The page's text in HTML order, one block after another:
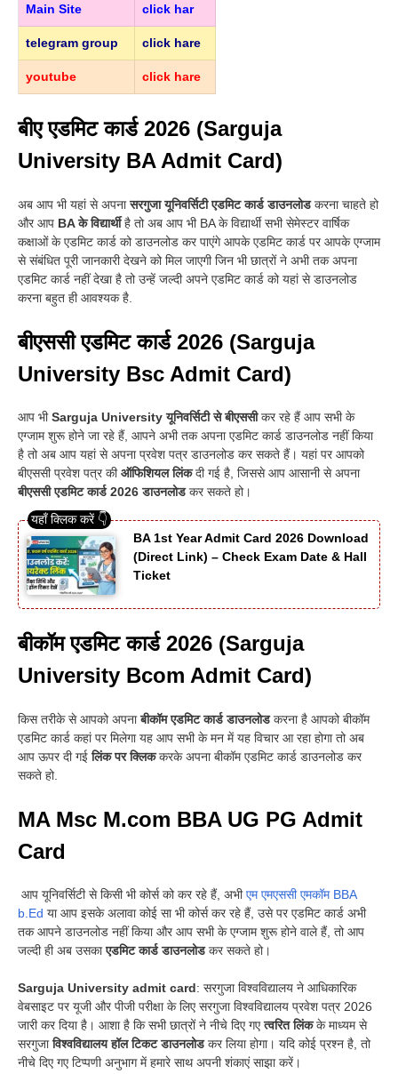
Main Site click har
telegram group click hare
youtube click hare
बीए एडमिट कार्ड 2026 (Sarguja
University BA Admit Card)
अब आप भी यहां से अपनासरगुजा यूनिवर्सिटी एडमिट कार्ड डाउनलोडकरना चाहते हो
और आप BA के विद्यार्थीहै तो अब आप भी BA के विद्यार्थी सभी सेमेस्टर वार्षिक
कक्षाओं के एडमिट कार्ड को डाउनलोड कर पाएंगे आपके एडमिट कार्ड पर आपके एग्जाम
से संबंधित पूरी जानकारी देखने को मिल जाएगी जिन भी छात्रों ने अभी तक अपना
एडमिट कार्ड नहीं देखा है तो उन्हें जल्दी अपने एडमिट कार्ड को यहां से डाउनलोड
करना बहुत ही आवश्यक है.
बीएससी एडमिट कार्ड 2026 (Sarguja
University Bsc Admit Card)
आप भीSarguja University यूनिवर्सिटी से बीएससीकर रहे हैं आप सभी के
एग्जाम शुरू होने जा रहे हैं, आपने अभी तक अपना एडमिट कार्ड डाउनलोड नहीं किया
है तो अब आप यहां से अपना प्रवेश पत्र डाउनलोड कर सकते हैं। यहां पर आपको
बीएससी प्रवेश पत्र कीऑफिशियल लिंकदी गई है, जिससे आप आसानी से अपना
बीएससी एडमिट कार्ड 2026 डाउनलोडकर सकते हो।
BA 1st Year Admit Card 2026 Download
(Direct Link) – Check Exam Date & Hall
Ticket
बीकॉम एडमिट कार्ड 2026 (Sarguja
University Bcom Admit Card)
किस तरीके से आपको अपनाबीकॉम एडमिट कार्ड डाउनलोडकरना है आपको बीकॉम
एडमिट कार्ड कहां पर मिलेगा यह आप सभी के मन में यह विचार आ रहा होगा तो अब
आप ऊपर दी गईलिंक पर क्लिककरके अपना बीकॉम एडमिट कार्ड डाउनलोड कर
सकते हो.
MA Msc M.com BBA UG PG Admit
Card
आप यूनिवर्सिटी से किसी भी कोर्स को कर रहे हैं, अभीएम एमएससी एमकॉम BBA
b.Ed या आप इसके अलावा कोई सा भी कोर्स कर रहे हैं, उसे पर एडमिट कार्ड अभी
तक आपने डाउनलोड नहीं किया और आप सभी के एग्जाम शुरू होने वाले हैं, तो आप
जल्दी ही अब उसकाएडमिट कार्ड डाउनलोडकर सकते हो।
Sarguja University admit card: सरगुजा विश्वविद्यालय ने आधिकारिक
वेबसाइट पर यूजी और पीजी परीक्षा के लिए सरगुजा विश्वविद्यालय प्रवेश पत्र 2026
जारी कर दिया है। आशा है कि सभी छात्रों ने नीचे दिए गएत्वरित लिंकके माध्यम से
सरगुजाविश्वविद्यालय हॉल टिकट डाउनलोडकर लिया होगा। यदि कोई प्रश्न है, तो
नीचे दिए गए टिप्पणी अनुभाग में हमारे साथ अपनी शंकाएं साझा करें।